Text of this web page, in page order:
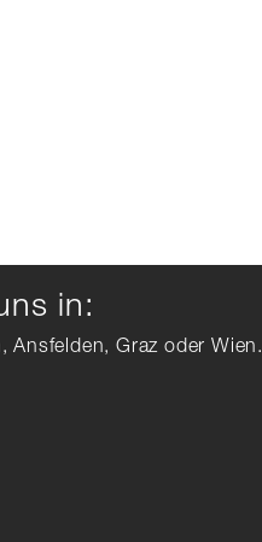
in:
Ansfelden, Graz oder Wien.